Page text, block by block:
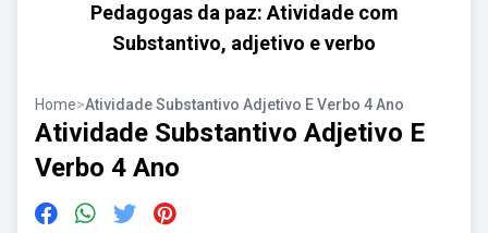
Pedagogas da paz: Atividade com
Substantivo, adjetivo e verbo
Home>Atividade Substantivo Adjetivo E Verbo 4 Ano
Atividade Substantivo Adjetivo E
Verbo 4 Ano